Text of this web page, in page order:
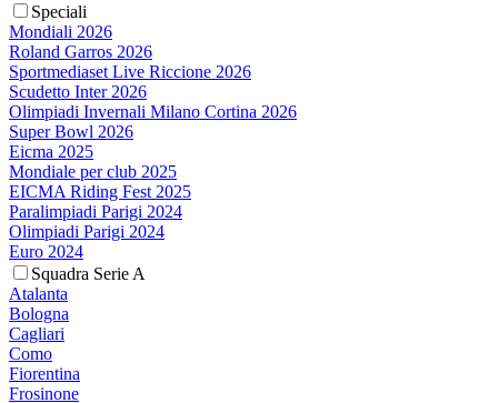
Speciali
Mondiali 2026
Roland Garros 2026
Sportmediaset Live Riccione 2026
Scudetto Inter 2026
Olimpiadi Invernali Milano Cortina 2026
Super Bowl 2026
Eicma 2025
Mondiale per club 2025
EICMA Riding Fest 2025
Paralimpiadi Parigi 2024
Olimpiadi Parigi 2024
Euro 2024
Squadra Serie A
Atalanta
Bologna
Cagliari
Como
Fiorentina
Frosinone